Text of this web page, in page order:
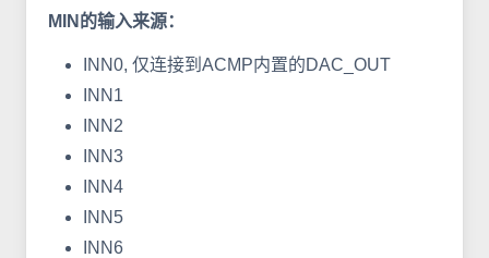
MIN的输入来源：
INN0, 仅连接到ACMP内置的DAC_OUT
INN1
INN2
INN3
INN4
INN5
INN6